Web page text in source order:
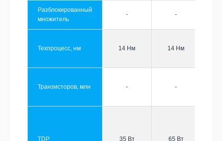
Разблокированный
множитель
- -
Техпроцесс, нм 14 Нм 14 Нм
Транзисторов, млн - -
TDP 35 Вт 65 Вт